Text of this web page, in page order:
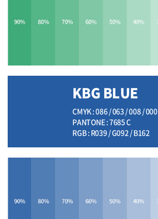
KBG BLUE
CMYK : 086 / 063 / 008 / 000
PANTONE : 7685 C
RGB : R039 / G092 / B162